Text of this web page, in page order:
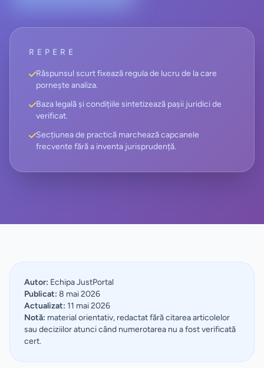
REPERE
Răspunsul scurt fixează regula de lucru de la care
pornește analiza.
Baza legală și condițiile sintetizează pașii juridici de
verificat.
Secțiunea de practică marchează capcanele
frecvente fără a inventa jurisprudență.
Autor: Echipa JustPortal
Publicat: 8 mai 2026
Actualizat: 11 mai 2026
Notă: material orientativ, redactat fără citarea articolelor
sau deciziilor atunci când numerotarea nu a fost verificată
cert.